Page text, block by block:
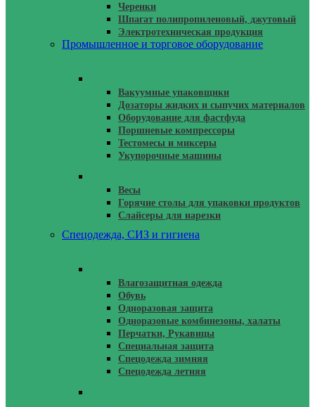
Черенки
Шпагат полипропиленовый, джутовый
Электротехническая продукция
Промышленное и торговое оборудование
Вакуумные упаковщики
Дозаторы жидких и сыпучих материалов
Оборудование для фастфуда
Поршневые компрессоры
Тестомесы и миксеры
Укупорочные машины
Весы
Горячие столы для упаковки продуктов
Слайсеры для нарезки
Спецодежда, СИЗ и гигиена
Влагозащитная одежда
Обувь
Одноразовая защита
Одноразовые комбинезоны, халаты
Перчатки, Рукавицы
Специальная защита
Спецодежда зимняя
Спецодежда летняя